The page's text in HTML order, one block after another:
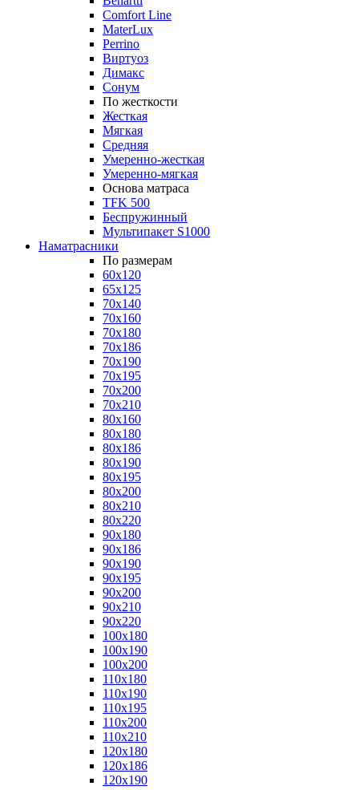
Comfort Line
MaterLux
Perrino
Виртуоз
Димакс
Сонум
По жесткости
Жесткая
Мягкая
Средняя
Умеренно-жесткая
Умеренно-мягкая
Основа матраса
TFK 500
Беспружинный
Мультипакет S1000
Наматрасники
По размерам
60x120
65x125
70x140
70x160
70x180
70x186
70x190
70x195
70x200
70x210
80x160
80x180
80x186
80x190
80x195
80x200
80x210
80x220
90x180
90x186
90x190
90x195
90x200
90x210
90x220
100x180
100x190
100x200
110x180
110x190
110x195
110x200
110x210
120x180
120x186
120x190